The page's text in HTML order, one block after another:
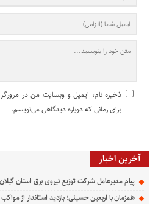
ذخیره نام، ایمیل و وبسایت من در مرورگر
برای زمانی که دوباره دیدگاهی می‌نویسم.
آخرین اخبار
پیام مدیرعامل شركت توزیع نیروی برق استان گیلان
همزمان با اربعین حسینی؛ بازدید استاندار از مواکب